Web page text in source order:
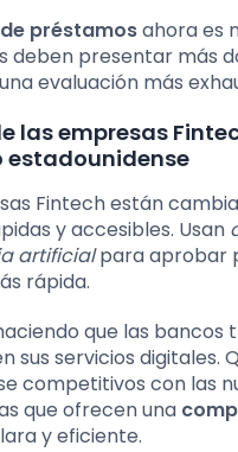
préstamosahora es
deben presentar más
evaluación más
las empresas
estadounidense
Fintech están
y accesibles. Usan
artificialpara aprobar
rápida.
que las bancos
sus servicios digitales.
competitivos con las
que ofrecen una
y eficiente.